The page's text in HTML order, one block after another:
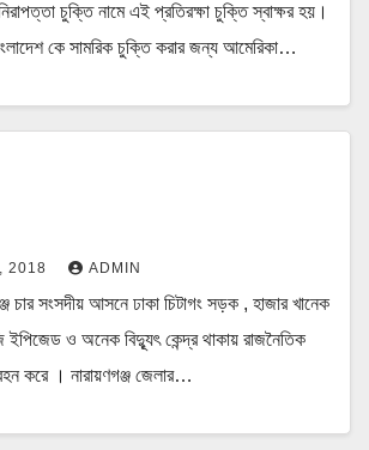
চুক্তি নামে এই প্রতিরক্ষা চুক্তি স্বাক্ষর হয়।
কে সামরিক চুক্তি করার জন্য আমেরিকা…
2018 ADMIN
চার সংসদীয় আসনে ঢাকা চিটাগং সড়ক , হাজার খানেক
ইপিজেড ও অনেক বিদ্যুূৎ কেন্দ্র থাকায় রাজনৈতিক
করে । নারায়ণগঞ্জ জেলার…